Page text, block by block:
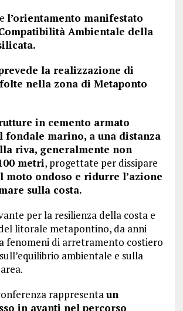
l’orientamento manifestato
Ambientale della
la realizzazione di
nella zona di Metaponto
in cemento armato
fondale marino, a una distanza
riva, generalmente non
metri, progettate per dissipare
moto ondoso e ridurre l’azione
sulla costa.
per la resilienza della costa e
litorale metapontino, da anni
fenomeni di arretramento costiero
ambientale e sulla
rappresentaun
in avanti nel percorso